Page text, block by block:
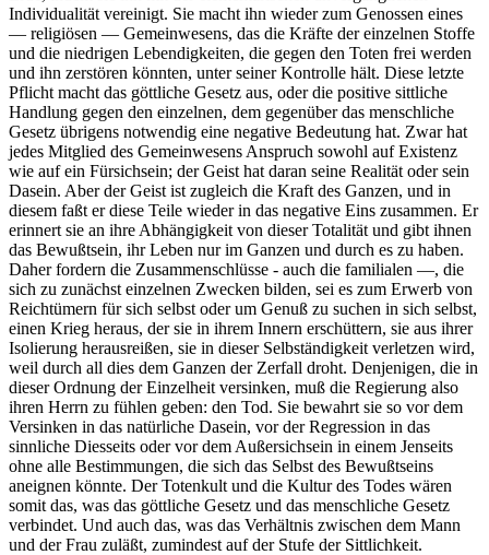
Individualität vereinigt. Sie macht ihn wieder zum Genossen eines
— religiösen — Gemeinwesens, das die Kräfte der einzelnen Stoffe
und die niedrigen Lebendigkeiten, die gegen den Toten frei werden
und ihn zerstören könnten, unter seiner Kontrolle hält. Diese letzte
Pflicht macht das göttliche Gesetz aus, oder die positive sittliche
Handlung gegen den einzelnen, dem gegenüber das menschliche
Gesetz übrigens notwendig eine negative Bedeutung hat. Zwar hat
jedes Mitglied des Gemeinwesens Anspruch sowohl auf Existenz
wie auf ein Fürsichsein; der Geist hat daran seine Realität oder sein
Dasein. Aber der Geist ist zugleich die Kraft des Ganzen, und in
diesem faßt er diese Teile wieder in das negative Eins zusammen. Er
erinnert sie an ihre Abhängigkeit von dieser Totalität und gibt ihnen
das Bewußtsein, ihr Leben nur im Ganzen und durch es zu haben.
Daher fordern die Zusammenschlüsse - auch die familialen —, die
sich zu zunächst einzelnen Zwecken bilden, sei es zum Erwerb von
Reichtümern für sich selbst oder um Genuß zu suchen in sich selbst,
einen Krieg heraus, der sie in ihrem Innern erschüttern, sie aus ihrer
Isolierung herausreißen, sie in dieser Selbständigkeit verletzen wird,
weil durch all dies dem Ganzen der Zerfall droht. Denjenigen, die in
dieser Ordnung der Einzelheit versinken, muß die Regierung also
ihren Herrn zu fühlen geben: den Tod. Sie bewahrt sie so vor dem
Versinken in das natürliche Dasein, vor der Regression in das
sinnliche Diesseits oder vor dem Außersichsein in einem Jenseits
ohne alle Bestimmungen, die sich das Selbst des Bewußtseins
aneignen könnte. Der Totenkult und die Kultur des Todes wären
somit das, was das göttliche Gesetz und das menschliche Gesetz
verbindet. Und auch das, was das Verhältnis zwischen dem Mann
und der Frau zuläßt, zumindest auf der Stufe der Sittlichkeit.